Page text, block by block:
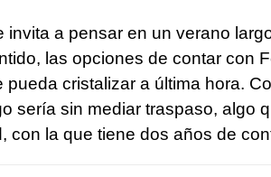
invita a pensar en un verano
las opciones de contar con
cristalizar a última hora.
sería sin mediar traspaso, algo
con la que tiene dos años de